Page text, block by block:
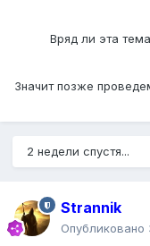
Вряд ли эта
Значит позже
2 недели спустя...
Strannik
Опубликовано